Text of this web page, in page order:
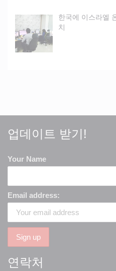
한국에 이스라엘
치
업데이트 받기!
Your Name
Email address:
연락처